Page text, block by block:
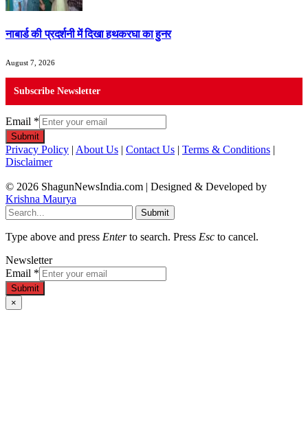
नाबार्ड की प्रदर्शनी में दिखा हथकरघा का हुनर
August 7, 2026
Subscribe Newsletter
Email *
Submit
Privacy Policy | About Us | Contact Us | Terms & Conditions |
Disclaimer
© 2026 ShagunNewsIndia.com | Designed & Developed by
Krishna Maurya
Submit
Type above and press Enterto search. Press Esc to cancel.
Newsletter
Email *
Submit
×